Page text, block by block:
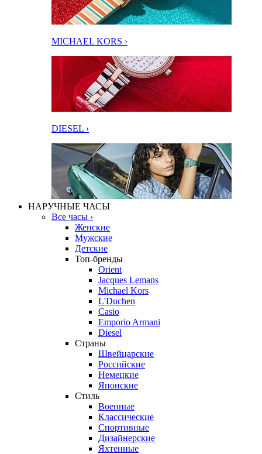
MICHAEL KORS ›
DIESEL ›
НАРУЧНЫЕ ЧАСЫ
Все часы ›
Женские
Мужские
Детские
Топ-бренды
Orient
Jacques Lemans
Michael Kors
L'Duchen
Casio
Emporio Armani
Diesel
Страны
Швейцарские
Российские
Немецкие
Японские
Стиль
Военные
Классические
Спортивные
Дизайнерские
Яхтенные